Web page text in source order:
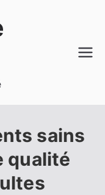
sains
qualité